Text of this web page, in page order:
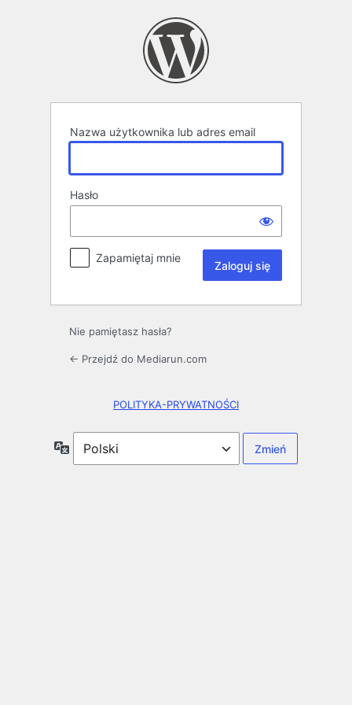
Nazwa użytkownika lub adres email
Hasło
Zapamiętaj mnie
Nie pamiętasz hasła?
← Przejdź do Mediarun.com
POLITYKA-PRYWATNOŚCI
Język